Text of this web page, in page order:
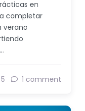
en
completar
verano
1 comment